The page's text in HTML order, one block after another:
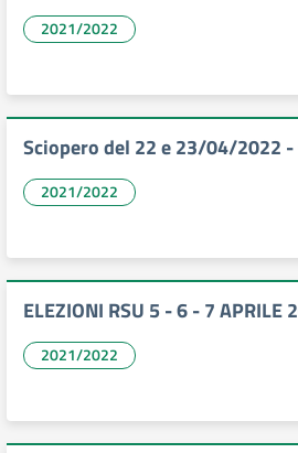
2021/2022
Sciopero del 22 e 23/04/2022 -
2021/2022
ELEZIONI RSU 5 - 6 - 7 APRILE
2021/2022